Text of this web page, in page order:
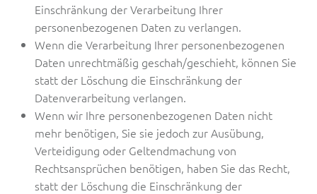
Einschränkung der Verarbeitung Ihrer
personenbezogenen Daten zu verlangen.
Wenn die Verarbeitung Ihrer personenbezogenen
Daten unrechtmäßig geschah/geschieht, können Sie
statt der Löschung die Einschränkung der
Datenverarbeitung verlangen.
Wenn wir Ihre personenbezogenen Daten nicht
mehr benötigen, Sie sie jedoch zur Ausübung,
Verteidigung oder Geltendmachung von
Rechtsansprüchen benötigen, haben Sie das Recht,
statt der Löschung die Einschränkung der